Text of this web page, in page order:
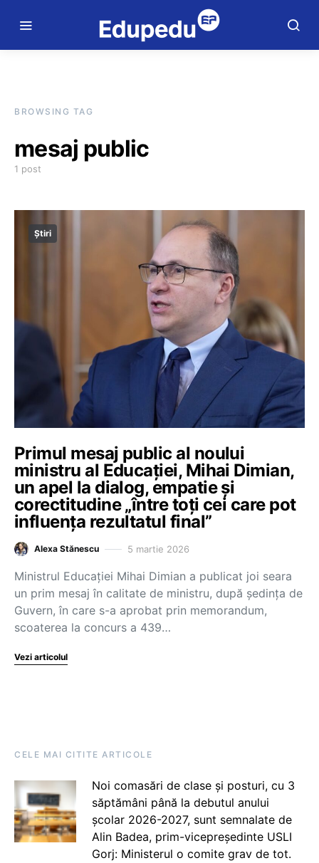
BROWSING TAG
mesaj public
1 post
Știri
Primul mesaj public al noului
ministru al Educației, Mihai Dimian,
un apel la dialog, empatie și
corectitudine „între toți cei care pot
influența rezultatul final”
Alexa Stănescu 5 martie 2026
Ministrul Educației Mihai Dimian a publicat joi seara
un prim mesaj în calitate de ministru, după ședința de
Guvern, în care s-a aprobat prin memorandum,
scoaterea la concurs a 439…
Vezi articolul
CELE MAI CITITE ARTICOLE
Noi comasări de clase și posturi, cu 3
săptămâni până la debutul anului
școlar 2026-2027, sunt semnalate de
Alin Badea, prim-vicepreședinte USLI
Gorj: Ministerul o comite grav de tot.